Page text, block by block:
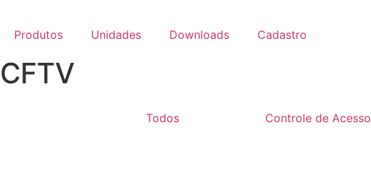
conteúdo
Produtos Unidades Downloads Cadastro
CFTV
Todos Controle de Acesso